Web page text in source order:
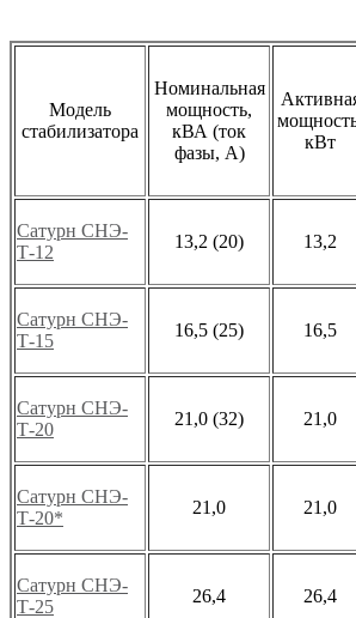
Модель
стабилизатора
Номинальная
мощность,
кВА (ток
фазы, А)
кВт
Сатурн СНЭ-
Т-12
13,2 (20) 13,2
Сатурн СНЭ-
Т-15
16,5 (25) 16,5
Сатурн СНЭ-
Т-20
21,0 (32) 21,0
Сатурн СНЭ-
Т-20*
21,0 21,0
Сатурн СНЭ-
Т-25
26,4 26,4